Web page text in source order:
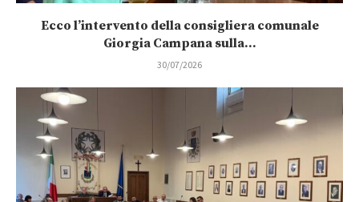
Ecco l’intervento della consigliera comunale
Giorgia Campana sulla...
30/07/2026